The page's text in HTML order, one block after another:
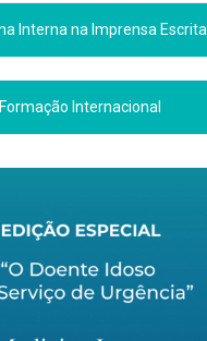
Interna na Imprensa Escrita
Formação Internacional